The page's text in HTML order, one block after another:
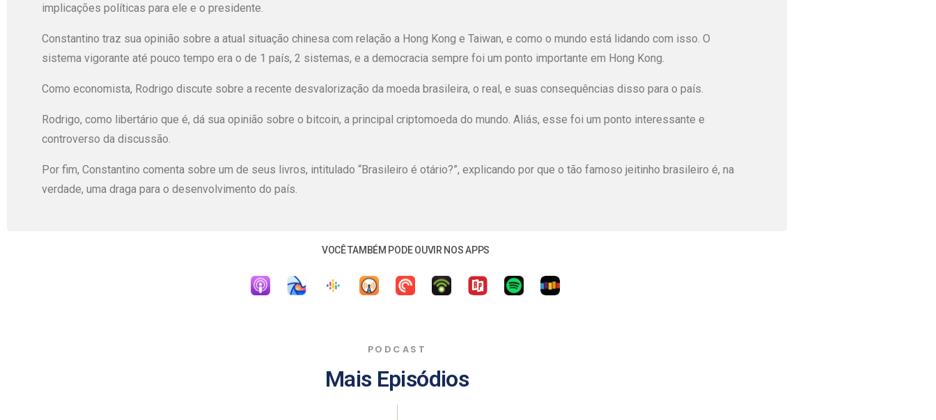
implicações políticas para ele e o presidente.
Constantino traz sua opinião sobre a atual situação chinesa com relação a Hong Kong e Taiwan, e como o mundo está lidando com isso. O
sistema vigorante até pouco tempo era o de 1 país, 2 sistemas, e a democracia sempre foi um ponto importante em Hong Kong.
Como economista, Rodrigo discute sobre a recente desvalorização da moeda brasileira, o real, e suas consequências disso para o país.
Rodrigo, como libertário que é, dá sua opinião sobre o bitcoin, a principal criptomoeda do mundo. Aliás, esse foi um ponto interessante e
controverso da discussão.
Por fim, Constantino comenta sobre um de seus livros, intitulado “Brasileiro é otário?”, explicando por que o tão famoso jeitinho brasileiro é, na
verdade, uma draga para o desenvolvimento do país.
VOCÊ TAMBÉM PODE OUVIR NOS APPS
PODCAST
Mais Episódios